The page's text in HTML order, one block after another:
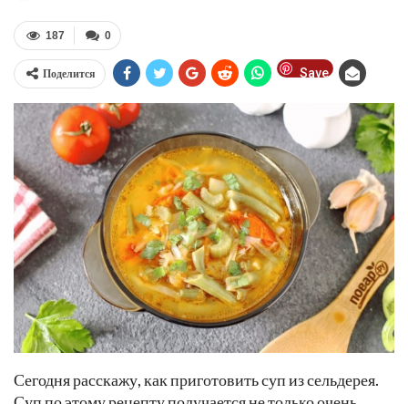
0
187
Поделится Save
Сегодня расскажу, как приготовить суп из сельдерея.